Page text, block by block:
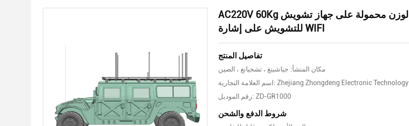
AC220V 60Kg خفيفة الوزن محمولة على جهاز تشويش
للتشويش على إشارة WIFI
تفاصيل المنتج
مكان المنشأ: جياشينغ ، تشجيانغ ، الصين
اسم العلامة التجارية: Zhejiang Zhongdeng Electronic Technology
رقم الموديل: ZD-GR1000
شروط الدفع والشحن